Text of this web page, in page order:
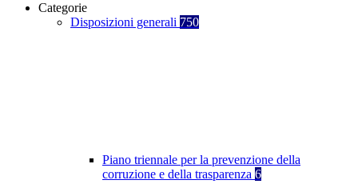
Categorie
Disposizioni generali 750
Piano triennale per la prevenzione della
corruzione e della trasparenza 6